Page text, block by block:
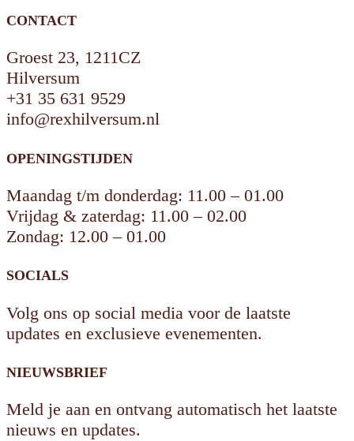
CONTACT
Groest 23, 1211CZ
Hilversum
+31 35 631 9529
info@rexhilversum.nl
OPENINGSTIJDEN
Maandag t/m donderdag: 11.00 – 01.00
Vrijdag & zaterdag: 11.00 – 02.00
Zondag: 12.00 – 01.00
SOCIALS
Volg ons op social media voor de laatste
updates en exclusieve evenementen.
NIEUWSBRIEF
Meld je aan en ontvang automatisch het laatste
nieuws en updates.